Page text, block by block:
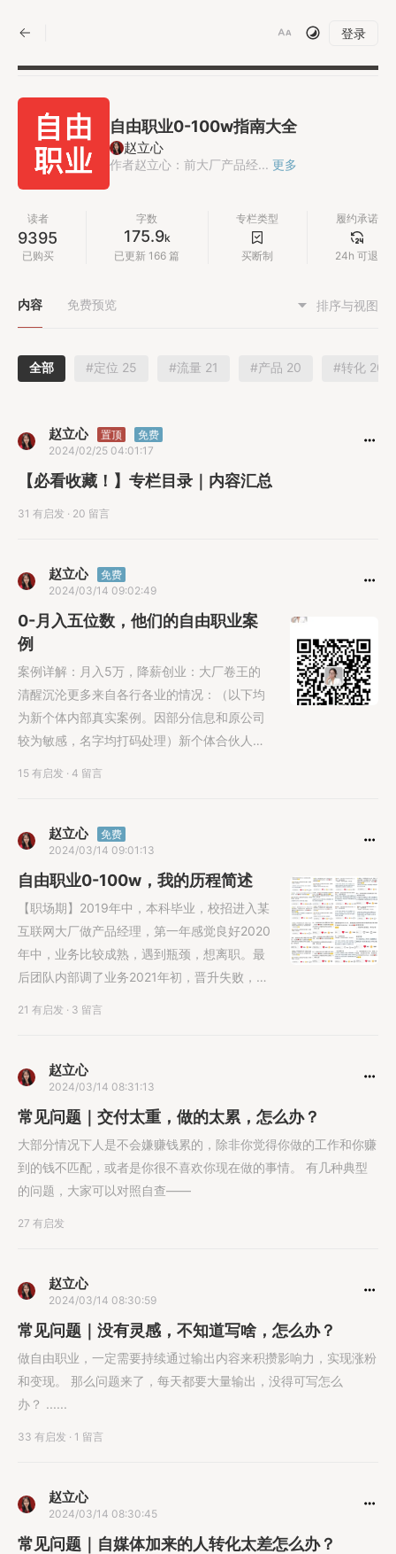
登录
自由职业0-100w指南大全
赵立心
作者赵立心：前大厂产品经... 更多
读者
9395
已购买
字数
175.9k
已更新 166 篇
专栏类型
买断制
履约承诺
24h 可退
内容 免费预览 排序与视图
全部 #定位 25 #流量 21 #产品 20 #转化 20
赵立心 置顶
免费
2024/02/25 04:01:17
【必看收藏！】专栏目录｜内容汇总
31 有启发 · 20 留言
赵立心
免费
2024/03/14 09:02:49
0-月入五位数，他们的自由职业案
例
案例详解：月入5万，降薪创业：大厂卷王的
清醒沉沦更多来自各行各业的情况：（以下均
为新个体内部真实案例。因部分信息和原公司
较为敏感，名字均打码处理）新个体合伙人
体合伙人WZ：原体制内公务员，毕业半年，副
业超过主业，辞职全职做自由职业，接到各类
企业大订单 新个
15 有启发 · 4 留言
赵立心
免费
2024/03/14 09:01:13
自由职业0-100w，我的历程简述
【职场期】2019年中，本科毕业，校招进入某
互联网大厂做产品经理，第一年感觉良好2020
年中，业务比较成熟，遇到瓶颈，想离职。最
后团队内部调了业务2021年初，晋升失败，也
定月入四位数，离职开启自由职业「核心：确
认自己是否适合职场，不着急离职，先开启副
业，为自由职业打好基
21 有启发 · 3 留言
赵立心
2024/03/14 08:31:13
常见问题｜交付太重，做的太累，怎么办？
大部分情况下人是不会嫌赚钱累的，除非你觉得你做的工作和你赚
到的钱不匹配，或者是你很不喜欢你现在做的事情。 有几种典型
的问题，大家可以对照自查——
27 有启发
赵立心
2024/03/14 08:30:59
常见问题｜没有灵感，不知道写啥，怎么办？
做自由职业，一定需要持续通过输出内容来积攒影响力，实现涨粉
和变现。 那么问题来了，每天都要大量输出，没得可写怎么
办？ ......
33 有启发 · 1 留言
赵立心
2024/03/14 08:30:45
常见问题｜自媒体加来的人转化太差怎么办？